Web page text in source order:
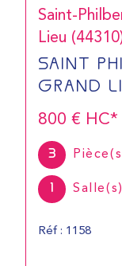
Saint-Philbert-de-Grand-
Lieu
SAINT
GRAND
800 € HC*
3
1
Réf : 1158